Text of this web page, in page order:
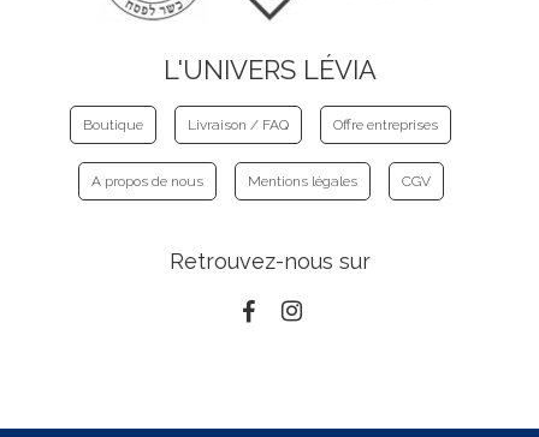
L'UNIVERS LÉVIA
Boutique Livraison / FAQ Offre entreprises
A propos de nous Mentions légales CGV
Retrouvez-nous sur